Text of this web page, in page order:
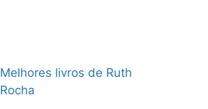
Melhores livros de Ruth
Rocha